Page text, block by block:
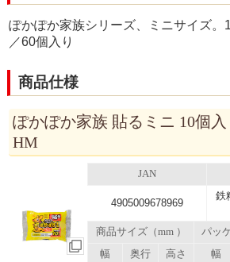
ぽかぽか家族シリーズ、ミニサイズ。
／60個入り
商品仕様
ぽかぽか家族 貼るミニ 10個
HM
JAN
4905009678969
鉄
商品サイズ（mm ） パッ
幅 奥行 高さ 幅